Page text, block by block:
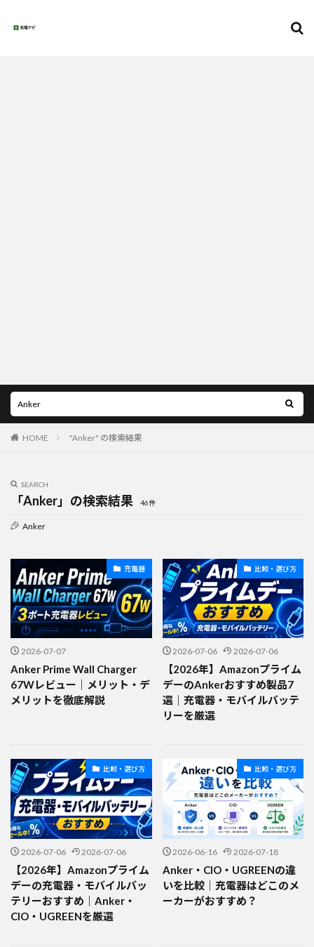
HOME "Anker" の検索結果
SEARCH
「Anker」の検索結果 46件
Anker
充電器
2026-07-07
Anker Prime Wall Charger
67Wレビュー｜メリット・デ
メリットを徹底解説
比較・選び方
2026-07-06 2026-07-06
【2026年】Amazonプライム
デーのAnkerおすすめ製品7
選｜充電器・モバイルバッテ
リーを厳選
比較・選び方
2026-07-06 2026-07-06
【2026年】Amazonプライム
デーの充電器・モバイルバッ
テリーおすすめ｜Anker・
CIO・UGREENを厳選
比較・選び方
2026-06-16 2026-07-18
Anker・CIO・UGREENの違
いを比較｜充電器はどこのメ
ーカーがおすすめ？